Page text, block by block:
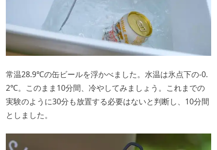
常温28.9℃の缶ビールを浮かべました。水温は氷点下の-0.
2℃。このまま10分間、冷やしてみましょう。これまでの
実験のように30分も放置する必要はないと判断し、10分間
としました。